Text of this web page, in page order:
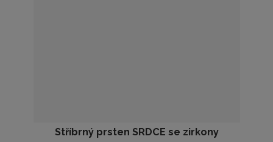
Stříbrný prsten SRDCE se zirkony